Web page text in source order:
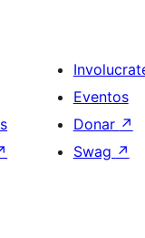
Eventos
Donar ↗
Swag ↗